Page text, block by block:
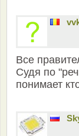
Все
Судя по
понимает